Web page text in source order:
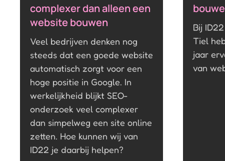
complexer dan alleen een
website bouwen
Veel bedrijven denken nog
steeds dat een goede website
automatisch zorgt voor een
hoge positie in Google. In
werkelijkheid blijkt SEO-
onderzoek veel complexer
dan simpelweg een site online
zetten. Hoe kunnen wij van
ID22 je daarbij helpen?
Bij
Tiel
jaar
van